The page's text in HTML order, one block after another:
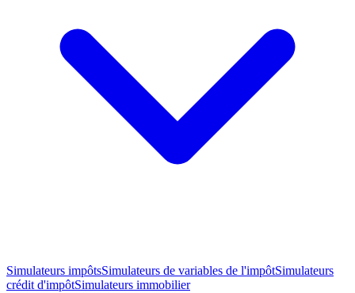
Simulateurs impôtsSimulateurs de variables de l'impôtSimulateurs
crédit d'impôtSimulateurs immobilier